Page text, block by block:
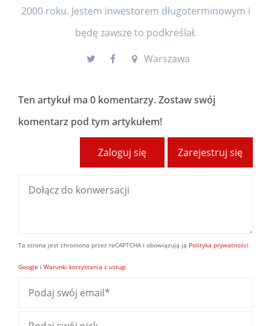
2000 roku. Jestem inwestorem długoterminowym i
będę zawsze to podkreślał.
Warszawa
Ten artykuł ma 0 komentarzy. Zostaw swój
komentarz pod tym artykułem!
Zarejestruj się
Zaloguj się
Ta strona jest chroniona przez reCAPTCHA i obowiązują ją Polityka prywatności
Google i Warunki korzystania z usługi.